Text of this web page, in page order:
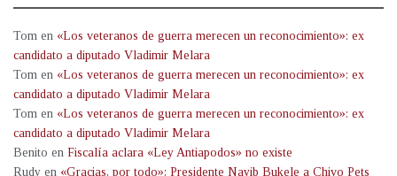
Tom en «Los veteranos de guerra merecen un reconocimiento»: ex
candidato a diputado Vladimir Melara
Tom en «Los veteranos de guerra merecen un reconocimiento»: ex
candidato a diputado Vladimir Melara
Tom en «Los veteranos de guerra merecen un reconocimiento»: ex
candidato a diputado Vladimir Melara
Benito en Fiscalía aclara «Ley Antiapodos» no existe
Rudy en «Gracias, por todo»: Presidente Nayib Bukele a Chivo Pets